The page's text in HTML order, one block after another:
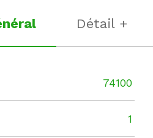
Détail +
74100
1